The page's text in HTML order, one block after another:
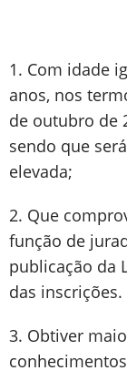
1. Com idade
anos, nos
de outubro de
sendo que
elevada;
2. Que
função de
publicação da
das inscrições.
3. Obtiver